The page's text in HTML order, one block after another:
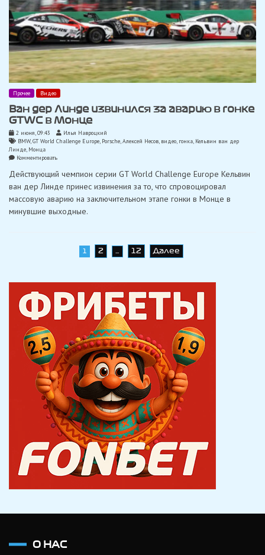
Прочее Видео
Ван дер Линде извинился за аварию в гонке
GTWC в Монце
2 июня, 09:43
Илья Навроцкий
BMW,GT World Challenge Europe, Porsche,Алексей Несов, видео, гонка, Кельвин ван дер
Линде, Монца
Комментироватьon
дер
извинился
за
в
Действующий чемпион серии GT World Challenge Europe Кельвин
ван дер Линде принес извинения за то, что спровоцировал
массовую аварию на заключительном этапе гонки в Монце в
минувшие выходные.
записям
2 12 Далее
О НАС